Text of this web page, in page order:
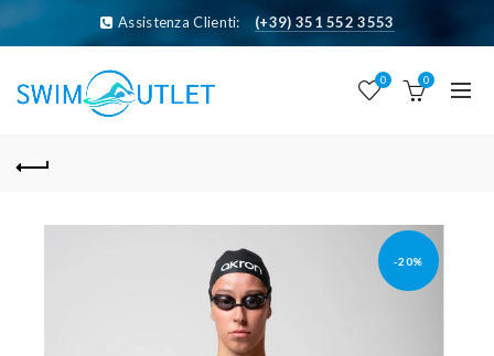
Assistenza Clienti: (+39) 351 552 3553
0 0
-20%